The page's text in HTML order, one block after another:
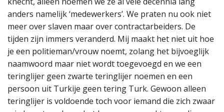
anders namelijk ‘medewerkers’. We praten nu ook niet
meer over slaven maar over contractarbeiders. De
tijden zijn immers veranderd. Mij maakt het niet uit hoe
je een politieman/vrouw noemt, zolang het bijvoeglijk
naamwoord maar niet wordt toegevoegd en we een
teringlijer geen zwarte teringlijer noemen en een
persoon uit Turkije geen tering Turk. Gewoon alleen
teringlijer is voldoende toch voor iemand die zich zwaar